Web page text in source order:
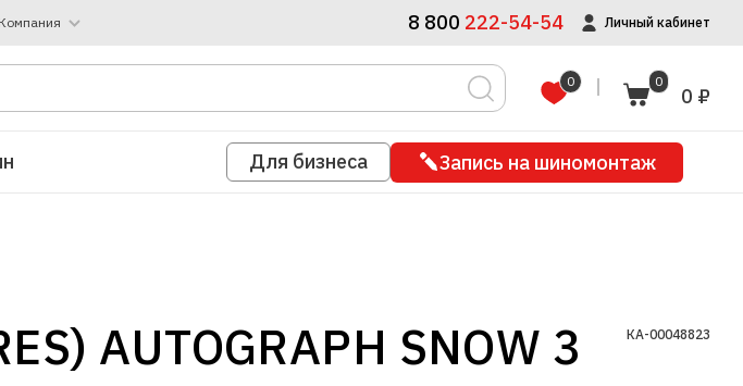
Компания 8 800 222-54-54 Личный кабинет
0 0
0 ₽
Для бизнеса Запись на шиномонтаж
AUTOGRAPH SNOW 3
КА-00048823